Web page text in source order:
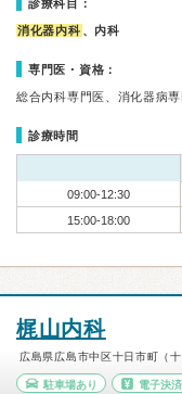
診療科目：
消化器内科 、内科
専門医・資格：
総合内科専門医、消化器病
診療時間
09:00-12:30
15:00-18:00
梶山内科
広島県広島市中区十日市町（
駐車場あり 電子決